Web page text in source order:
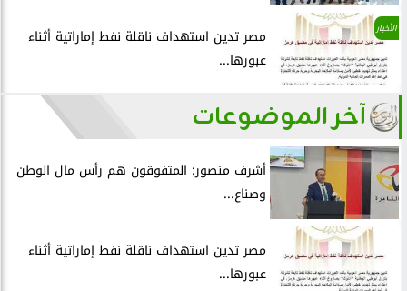
الأخبار
مصر تدين استهداف ناقلة نفط إماراتية أثناء
عبورها...
آخر الموضوعات
أشرف منصور: المتفوقون هم رأس مال الوطن
وصناع...
مصر تدين استهداف ناقلة نفط إماراتية أثناء
عبورها...